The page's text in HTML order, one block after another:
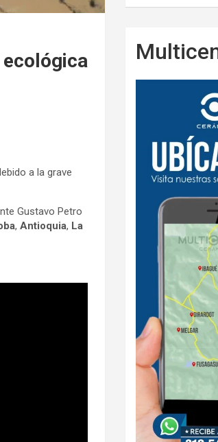
a la grave
Gustavo Petro
, Antioquia, La